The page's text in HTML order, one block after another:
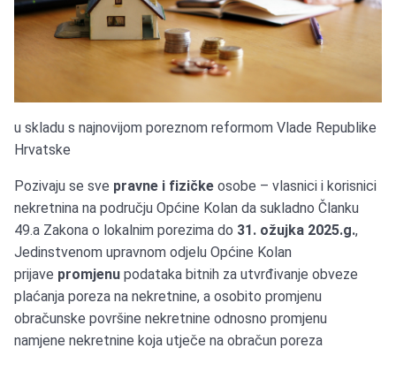
u skladu s najnovijom poreznom reformom Vlade Republike
Hrvatske
Pozivaju se sve pravne i fizičke osobe – vlasnici i korisnici
nekretnina na području Općine Kolan da sukladno Članku
49.a Zakona o lokalnim porezima do 31. ožujka 2025.g.,
Jedinstvenom upravnom odjelu Općine Kolan
prijave promjenupodataka bitnih za utvrđivanje obveze
plaćanja poreza na nekretnine, a osobito promjenu
obračunske površine nekretnine odnosno promjenu
namjene nekretnine koja utječe na obračun poreza